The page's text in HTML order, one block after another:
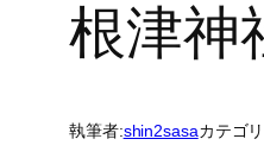
根津神
執筆者:shin2sasaカテゴ